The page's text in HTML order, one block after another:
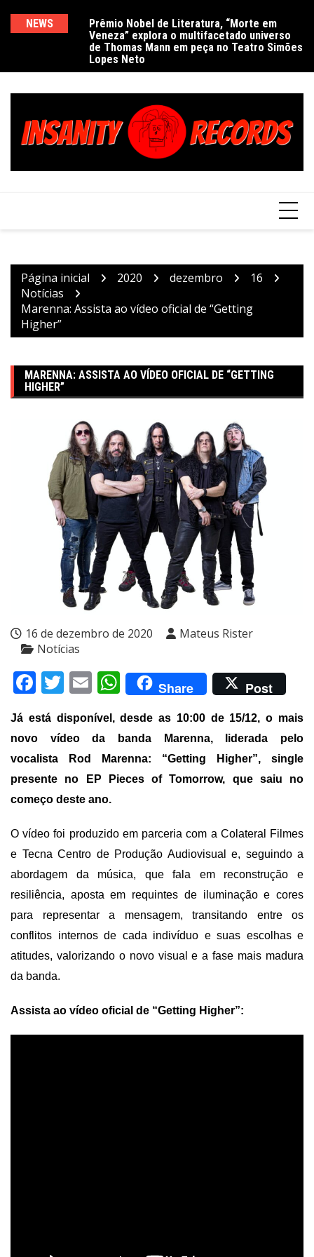
NEWS
Prêmio Nobel de Literatura, “Morte em
Veneza” explora o multifacetado universo
de Thomas Mann em peça no Teatro Simões
Lopes Neto
Página inicial 2020 dezembro
16
Notícias
Marenna: Assista ao vídeo oficial de “Getting
Higher”
MARENNA: ASSISTA AO VÍDEO OFICIAL DE “GETTING
HIGHER”
16 de dezembro de 2020
Mateus Rister
Notícias
Facebook
Twitter
EmailWhatsApp
Share Post
Já está disponível,desde as 10:00 de 15/12, o mais
novo vídeo da banda Marenna, liderada pelo
vocalista Rod Marenna: “Getting Higher”, single
presente no EP Pieces of Tomorrow, que saiu no
começo deste ano.
O vídeo foi produzido em parceria com a Colateral Filmes
e Tecna Centro de Produção Audiovisual e, seguindo a
abordagem da música, que fala em reconstrução e
resiliência, aposta em requintes de iluminação e cores
para representar a mensagem, transitando entre os
conflitos internos de cada indivíduo e suas escolhas e
atitudes, valorizando o novo visual e a fase mais madura
da banda.
Assista ao vídeo oficial de “Getting Higher”: